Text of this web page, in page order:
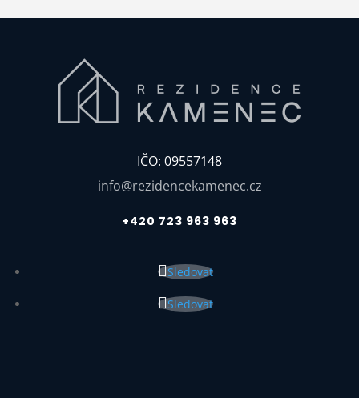
IČO: 09557148
info@rezidencekamenec.cz
+420 723 963 963
Sledovat
Sledovat